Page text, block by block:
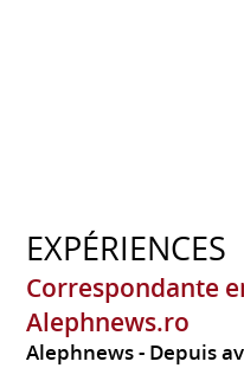
EXPÉRIENCES
Correspondante
Alephnews.ro
Alephnews Depuis